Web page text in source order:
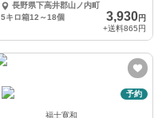
玉 長野県下高井郡山ノ内町
5キロ箱12～18個
3,930円
+送料865円
予約
福士寛和